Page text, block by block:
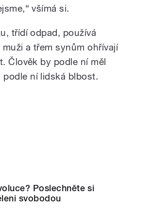
všímá si.
třídí odpad, používá
a třem synům ohřívají
Člověk by podle ní měl
podle ní lidská blbost.
Poslechněte si
svobodou